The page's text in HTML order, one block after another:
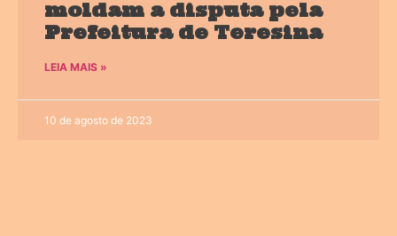
moldam a disputa pela
Prefeitura de Teresina
LEIA MAIS »
10 de agosto de 2023